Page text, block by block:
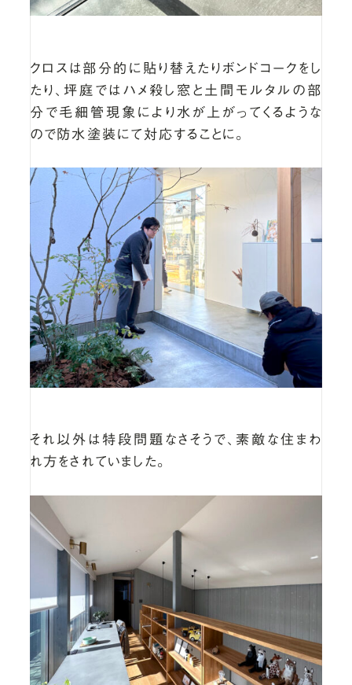
クロスは部分的に貼り替えたりボンドコークをし
たり、坪庭ではハメ殺し窓と土間モルタルの部
分で毛細管現象により水が上がってくるような
ので防水塗装にて対応することに。
それ以外は特段問題なさそうで、素敵な住まわ
れ方をされていました。